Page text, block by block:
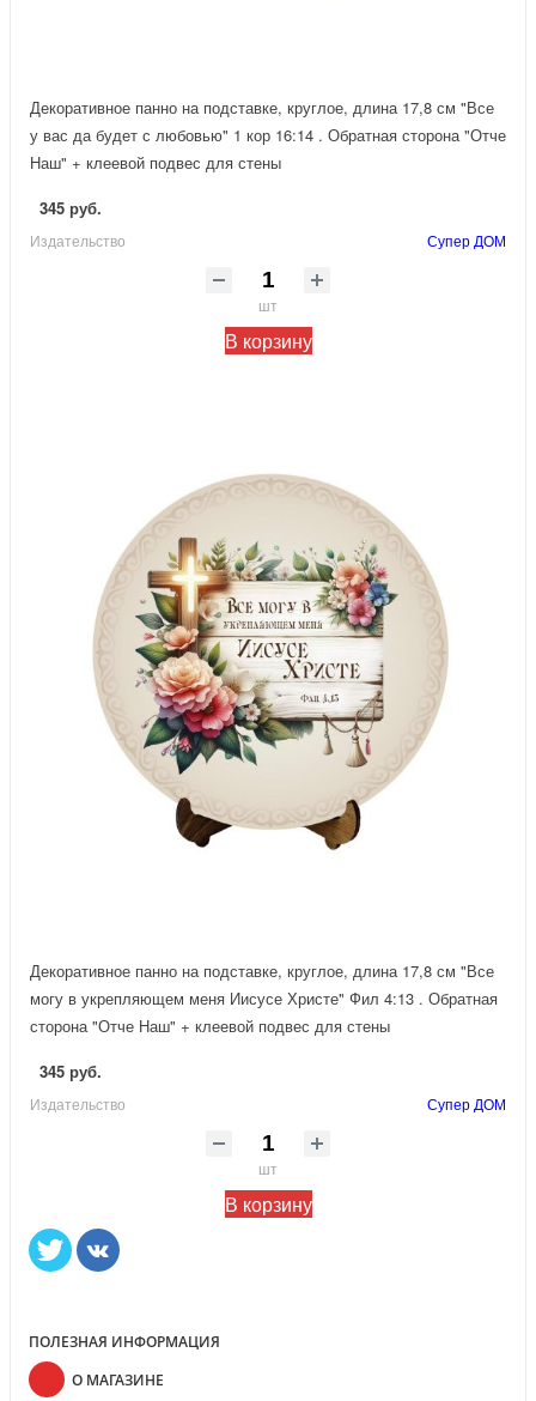
Декоративное панно на подставке, круглое, длина 17,8 см "Все
у вас да будет с любовью" 1 кор 16:14 . Обратная сторона "Отче
Наш" + клеевой подвес для стены
345 руб.
Издательство Супер ДОМ
шт
В корзину
Декоративное панно на подставке, круглое, длина 17,8 см "Все
могу в укрепляющем меня Иисусе Христе" Фил 4:13 . Обратная
сторона "Отче Наш" + клеевой подвес для стены
345 руб.
Издательство Супер ДОМ
шт
В корзину
ПОЛЕЗНАЯ ИНФОРМАЦИЯ
О МАГАЗИНЕ